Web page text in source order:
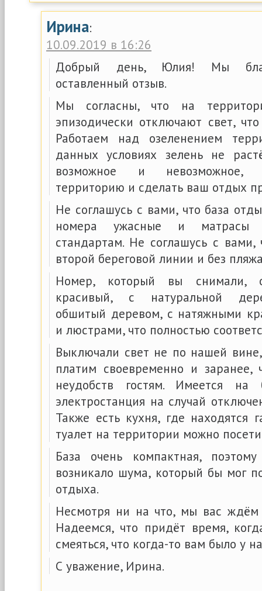
Ирина:
10.09.2019 в 16:26
Добрый день, Юлия! Мы
оставленный отзыв.
Мы согласны, что на
эпизодически отключают свет,
Работаем над озеленением
данных условиях зелень не
возможное и невозможное,
территорию и сделать ваш отдых
Не соглашусь с вами, что база
номера ужасные и матрасы
стандартам. Не соглашусь с
второй береговой линии и без
Номер, который вы снимали,
красивый, с натуральной
обшитый деревом, с натяжными
и люстрами, что полностью
Выключали свет не по нашей
платим своевременно и заранее,
неудобств гостям. Имеется на
электростанция на случай
Также есть кухня, где находятся
туалет на территории можно
База очень компактная,
возникало шума, который бы мог
отдыха.
Несмотря ни на что, мы вас
Надеемся, что придёт время,
смеяться, что когда-то вам было у
С уважение, Ирина.